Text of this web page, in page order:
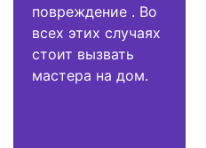
повреждение . Во
всех этих случаях
стоит вызвать
мастера на дом.